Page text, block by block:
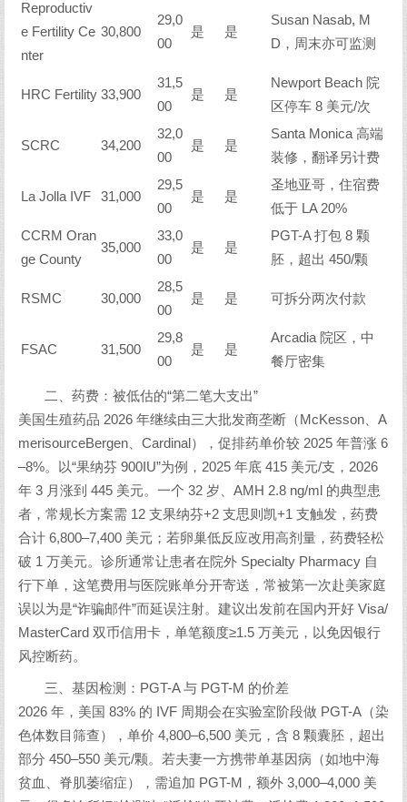
Reproductiv
e Fertility Ce
nter
30,800
29,0
00
是 是
Susan Nasab, M
D，周末亦可监测
HRC Fertility 33,900
31,5
00
是 是
Newport Beach 院
区停车 8 美元/次
SCRC 34,200
32,0
00
是 是
Santa Monica 高端
装修，翻译另计费
La Jolla IVF 31,000
29,5
00
是 是
圣地亚哥，住宿费
低于 LA 20%
CCRM Oran
ge County
35,000
33,0
00
是 是
PGT-A 打包 8 颗
胚，超出 450/颗
RSMC 30,000
28,5
00
是 是 可拆分两次付款
FSAC 31,500
29,8
00
是 是
Arcadia 院区，中
餐厅密集
二、药费：被低估的“第二笔大支出”
美国生殖药品 2026 年继续由三大批发商垄断（McKesson、A
merisourceBergen、Cardinal），促排药单价较 2025 年普涨 6
–8%。以“果纳芬 900IU”为例，2025 年底 415 美元/支，2026
年 3 月涨到 445 美元。一个 32 岁、AMH 2.8 ng/ml 的典型患
者，常规长方案需 12 支果纳芬+2 支思则凯+1 支触发，药费
合计 6,800–7,400 美元；若卵巢低反应改用高剂量，药费轻松
破 1 万美元。诊所通常让患者在院外 Specialty Pharmacy 自
行下单，这笔费用与医院账单分开寄送，常被第一次赴美家庭
误以为是“诈骗邮件”而延误注射。建议出发前在国内开好 Visa/
MasterCard 双币信用卡，单笔额度≥1.5 万美元，以免因银行
风控断药。
三、基因检测：PGT-A 与 PGT-M 的价差
2026 年，美国 83% 的 IVF 周期会在实验室阶段做 PGT-A（染
色体数目筛查），单价 4,800–6,500 美元，含 8 颗囊胚，超出
部分 450–550 美元/颗。若夫妻一方携带单基因病（如地中海
贫血、脊肌萎缩症），需追加 PGT-M，额外 3,000–4,000 美